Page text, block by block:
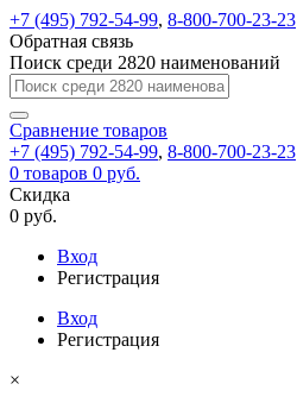
+7 (495) 792-54-99, 8-800-700-23-23
Обратная связь
Поиск среди 2820 наименований
Сравнение товаров
+7 (495) 792-54-99, 8-800-700-23-23
0 товаров 0 руб.
Скидка
0 руб.
Вход
Регистрация
Вход
Регистрация
×